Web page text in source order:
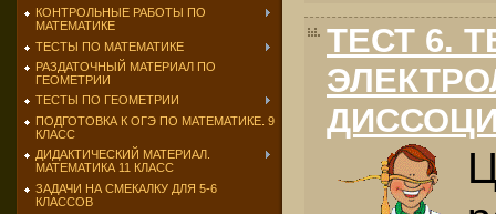
КОНТРОЛЬНЫЕ РАБОТЫ ПО
МАТЕМАТИКЕ
ТЕСТЫ ПО МАТЕМАТИКЕ
РАЗДАТОЧНЫЙ МАТЕРИАЛ ПО
ГЕОМЕТРИИ
ТЕСТЫ ПО ГЕОМЕТРИИ
ПОДГОТОВКА К ОГЭ ПО МАТЕМАТИКЕ. 9
КЛАСС
ДИДАКТИЧЕСКИЙ МАТЕРИАЛ.
МАТЕМАТИКА 11 КЛАСС
ЗАДАЧИ НА СМЕКАЛКУ ДЛЯ 5-6
КЛАССОВ
ТЕСТ 6.